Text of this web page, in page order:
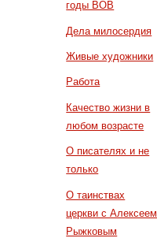
годы ВОВ
Дела милосердия
Живые художники
Работа
Качество жизни в
любом возрасте
О писателях и не
только
О таинствах
церкви с Алексеем
Рыжковым